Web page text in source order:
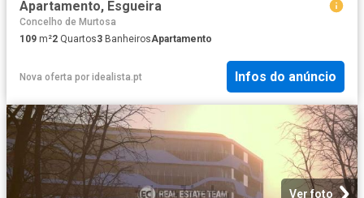
Apartamento, Esgueira
Concelho de Murtosa
109 m²2 Quartos3 BanheirosApartamento
Nova oferta por idealista.pt Infos do anúncio
Ver foto